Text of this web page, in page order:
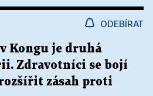
ODEBÍRAT
Kongu je druhá
Zdravotníci se bojí
zásah proti